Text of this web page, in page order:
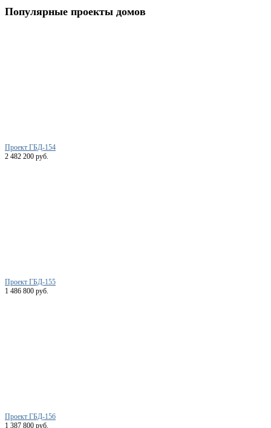
Популярные проекты домов
Проект ГБД-154
2 482 200 руб.
Проект ГБД-155
1 486 800 руб.
Проект ГБД-156
1 387 800 руб.